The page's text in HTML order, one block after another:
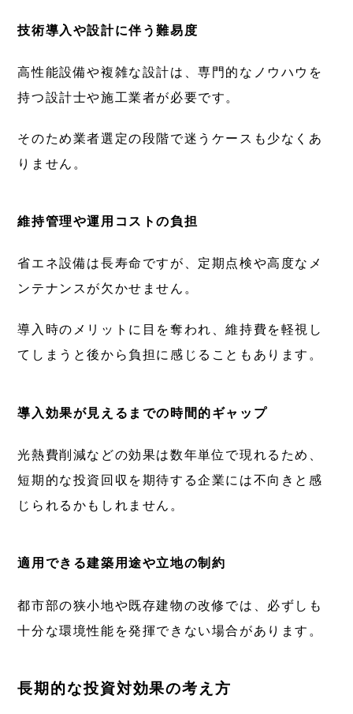
技術導入や設計に伴う難易度
高性能設備や複雑な設計は、専門的なノウハウを
持つ設計士や施工業者が必要です。
そのため業者選定の段階で迷うケースも少なくあ
りません。
維持管理や運用コストの負担
省エネ設備は長寿命ですが、定期点検や高度なメ
ンテナンスが欠かせません。
導入時のメリットに目を奪われ、維持費を軽視し
てしまうと後から負担に感じることもあります。
導入効果が見えるまでの時間的ギャップ
光熱費削減などの効果は数年単位で現れるため、
短期的な投資回収を期待する企業には不向きと感
じられるかもしれません。
適用できる建築用途や立地の制約
都市部の狭小地や既存建物の改修では、必ずしも
十分な環境性能を発揮できない場合があります。
長期的な投資対効果の考え方